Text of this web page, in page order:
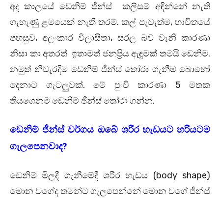
අද කාලයේ ඩෙනිම් ජීන්ස් කලිසම් අඳින්නේ නැති
ගැහැණු ළමයෙක් නැති තරම්. කල් පැවැත්ම, භාවිතයේ
පහසුව, අලංකාර විලාසිතා, සරල බව වැනි කාරණා
නිසා කා අතරත් ඉතාමත් ජනප්‍රිය ඇඳුමක් තමයි ඩෙනිම.
නමුත් නිවැරදිම ඩෙනිම් ජීන්ස් තෝරා ගැනීම බොහෝ
දෙනාට ගැටලුවක්. මේ පුංචි කාරණා 5 මතක
තියගෙනම ඩෙනිම් ජීන්ස් තෝරා ගන්න.
ඩෙනිම් ජීන්ස් වර්ගය ඔබේ ශරීර හැඩයට හරියටම
ගැලපෙනවාද?
ඩෙනිම් මිලදී ගැනීමේදී ශරීර හැඩය (body shape)
මොන වගේද තමන්ට ගැලපෙන්නේ මොන වගේ ජීන්ස්